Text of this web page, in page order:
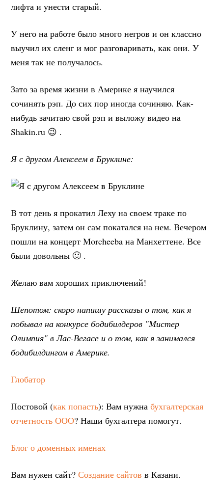
лифта и унести старый.
У него на работе было много негров и он классно
выучил их сленг и мог разговаривать, как они. У
меня так не получалось.
Зато за время жизни в Америке я научился
сочинять рэп. До сих пор иногда сочиняю. Как-
нибудь зачитаю свой рэп и выложу видео на
Shakin.ru 😉 .
Я с другом Алексеем в Бруклине:
В тот день я прокатил Леху на своем траке по
Бруклину, затем он сам покатался на нем. Вечером
пошли на концерт Morcheeba на Манхеттене. Все
были довольны 🙂 .
Желаю вам хороших приключений!
Шепотом: скоро напишу рассказы о том, как я
побывал на конкурсе бодибилдеров "Мистер
Олимпия" в Лас-Вегасе и о том, как я занимался
бодибилдингом в Америке.
Глобатор
Постовой (как попасть): Вам нужнабухгалтерская
отчетность ООО? Наши бухгалтера помогут.
Блог о доменных именах
Вам нужен сайт?Создание сайтов в Казани.